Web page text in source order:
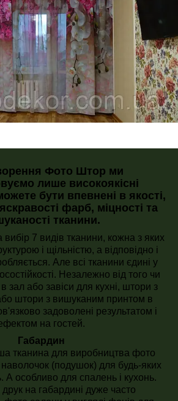
Фото Штор ми
лише високоякісні
бути впевнені в якості,
фарб, міцності та
тканини.
7 видів тканини, кожна з яких
і щільністю, а відповідно і
Але всі тканини єдині у
Незалежно від того чи
зал або завіси для кухні, штори з
штори з вишуканим принтом в
задоволені результатом і
на гостей.
Габардин
тканина для виробництва фото
наволочок (подушок) для будь-яких
А особливо для спалень і кухонь.
на габардині дуже часто